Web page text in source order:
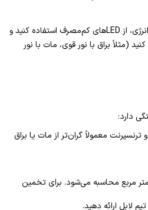
برای صرفه‌جویی در مصرف انرژی، از LEDهای کم‌مصرف استفاده کنید و
(مثلاً براق با نور قوی، مات با نور
دارد:
معمولاً گران‌تر از مات یا براق
مربع محاسبه می‌شود. برای تخمین
لابل ارائه دهید.